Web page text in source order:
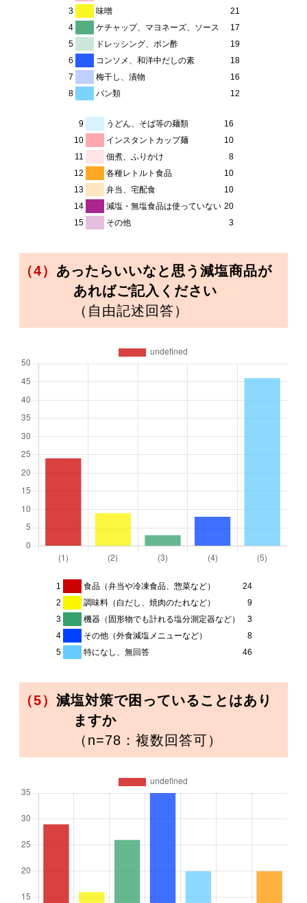
3
味噌
21
4
ケチャップ、マヨネーズ、ソース
17
5
ドレッシング、ポン酢
19
6
コンソメ、和洋中だしの素
18
7
梅干し、漬物
16
8
パン類 12
9 うどん、そば等の麺類
16
10
インスタントカップ麺
10
11
佃煮、ふりかけ
8
12
各種レトルト食品
10
13
弁当、宅配食
10
14
減塩・無塩食品は使っていない 20
15
その他 3
（4） あったらいいなと思う減塩商品が
あればご記入ください
（自由記述回答）
1 食品（弁当や冷凍食品、惣菜など）
24
2
調味料（白だし、焼肉のたれなど）
9
3
機器（固形物でも計れる塩分測定器など）
3
4
その他（外食減塩メニューなど）
8
5
特になし、無回答 46
（5）減塩対策で困っていることはあり
ますか
（n=78：複数回答可）